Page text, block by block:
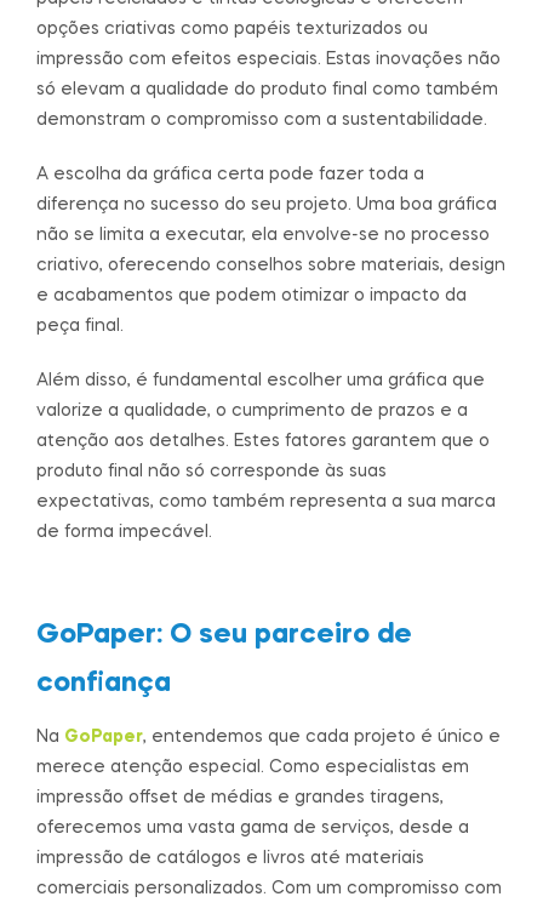
opções criativas como papéis texturizados ou
impressão com efeitos especiais. Estas inovações não
só elevam a qualidade do produto final como também
demonstram o compromisso com a sustentabilidade.
A escolha da gráfica certa pode fazer toda a
diferença no sucesso do seu projeto. Uma boa gráfica
não se limita a executar, ela envolve-se no processo
criativo, oferecendo conselhos sobre materiais, design
e acabamentos que podem otimizar o impacto da
peça final.
Além disso, é fundamental escolher uma gráfica que
valorize a qualidade, o cumprimento de prazos e a
atenção aos detalhes. Estes fatores garantem que o
produto final não só corresponde às suas
expectativas, como também representa a sua marca
de forma impecável.
GoPaper: O seu parceiro de
confiança
Na GoPaper, entendemos que cada projeto é único e
merece atenção especial. Como especialistas em
impressão offset de médias e grandes tiragens,
oferecemos uma vasta gama de serviços, desde a
impressão de catálogos e livros até materiais
comerciais personalizados. Com um compromisso com